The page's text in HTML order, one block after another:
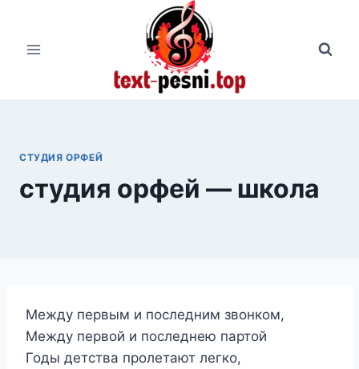
содержимому
СТУДИЯ ОРФЕЙ
студия орфей — школа
Между первым и последним звонком,
Между первой и последнею партой
Годы детства пролетают легко,